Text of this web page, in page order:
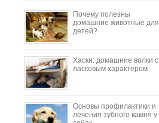
Почему полезны
домашние животные для
детей?
​Хаски: домашние волки с
ласковым характером
Основы профилактики и
лечения зубного камня у